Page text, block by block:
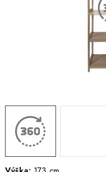
HODNOCENÍ OBCHODU
ČASTO KLADENÉ DOTAZY
B2B - VELKOOBCHOD